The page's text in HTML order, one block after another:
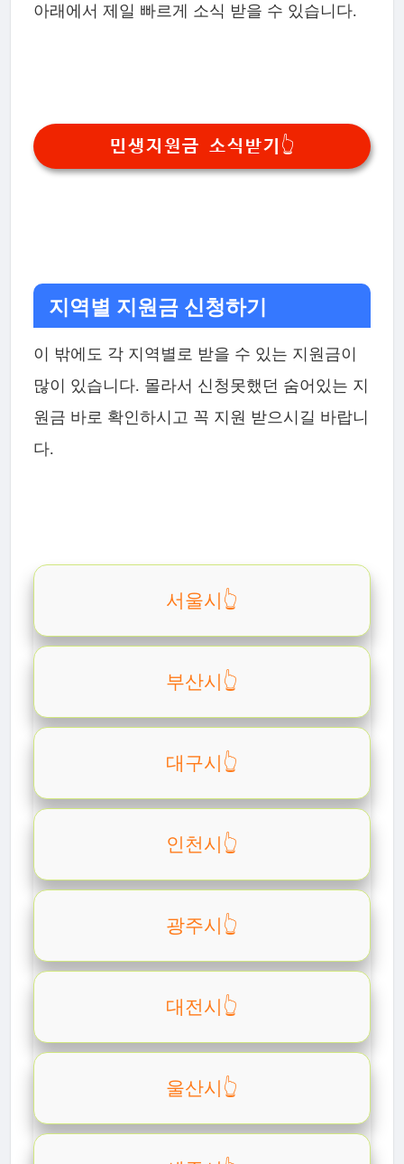
아래에서 제일 빠르게 소식 받을 수 있습니다.
민생지원금 소식받기👆
지역별 지원금 신청하기
이 밖에도 각 지역별로 받을 수 있는 지원금이
많이 있습니다. 몰라서 신청못했던 숨어있는 지
원금 바로 확인하시고 꼭 지원 받으시길 바랍니
다.
서울시👆️
부산시👆️
대구시👆️
인천시👆️
광주시👆️
대전시👆️
울산시👆️